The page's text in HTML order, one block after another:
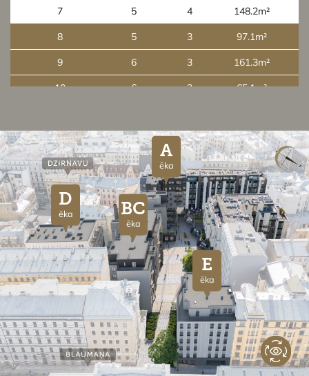
7 5 4 148.2m²
8 5 3 97.1m²
9 6 3 161.3m²
10 6 2 65.1m²
A
ēka
BC
ēka
D
ēka
E
ēka